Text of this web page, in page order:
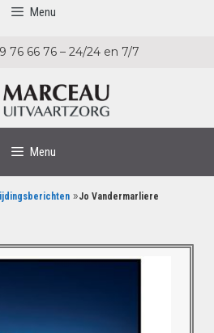
Menu
76 66 76 – 24/24 en 7/7
Menu
»Jo Vandermarliere